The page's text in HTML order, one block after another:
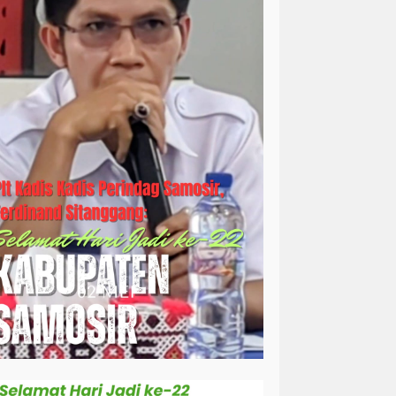
simalungun sosial sosok